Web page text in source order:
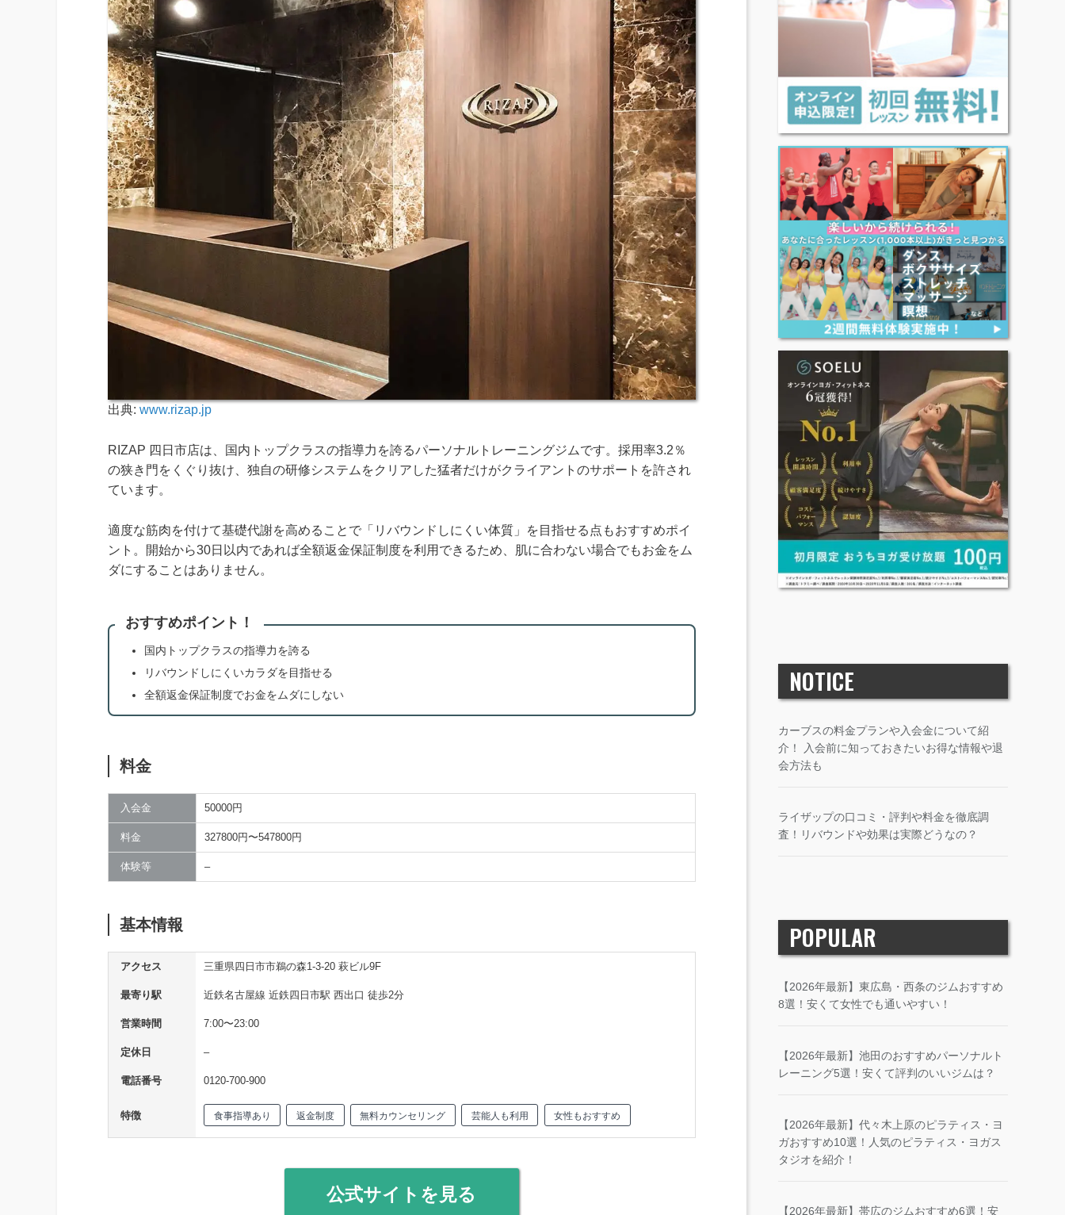
出典: www.rizap.jp
RIZAP 四日市店は、国内トップクラスの指導力を誇るパーソナルトレーニングジムです。採用率3.2％
の狭き門をくぐり抜け、独自の研修システムをクリアした猛者だけがクライアントのサポートを許され
ています。
適度な筋肉を付けて基礎代謝を高めることで「リバウンドしにくい体質」を目指せる点もおすすめポイ
ント。開始から30日以内であれば全額返金保証制度を利用できるため、肌に合わない場合でもお金をム
ダにすることはありません。
おすすめポイント！
国内トップクラスの指導力を誇る
リバウンドしにくいカラダを目指せる
全額返金保証制度でお金をムダにしない
料金
入会金 50000円
料金 327800円〜547800円
体験等 –
基本情報
アクセス 三重県四日市市鵜の森1-3-20 萩ビル9F
最寄り駅 近鉄名古屋線 近鉄四日市駅 西出口 徒歩2分
営業時間 7:00〜23:00
定休日 –
電話番号 0120-700-900
特徴 食事指導あり 返金制度 無料カウンセリング 芸能人も利用 女性もおすすめ
公式サイトを見る
NOTICE
カーブスの料金プランや入会金について紹
介！ 入会前に知っておきたいお得な情報や退
会方法も
ライザップの口コミ・評判や料金を徹底調
査！リバウンドや効果は実際どうなの？
POPULAR
【2026年最新】東広島・西条のジムおすすめ
8選！安くて女性でも通いやすい！
【2026年最新】池田のおすすめパーソナルト
レーニング5選！安くて評判のいいジムは？
【2026年最新】代々木上原のピラティス・ヨ
ガおすすめ10選！人気のピラティス・ヨガス
タジオを紹介！
【2026年最新】帯広のジムおすすめ6選！安